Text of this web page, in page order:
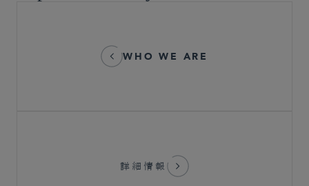
WHO WE ARE
詳細情報